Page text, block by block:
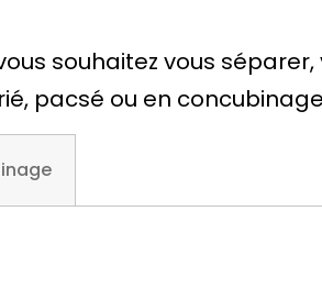
souhaitez vous
pacsé ou en